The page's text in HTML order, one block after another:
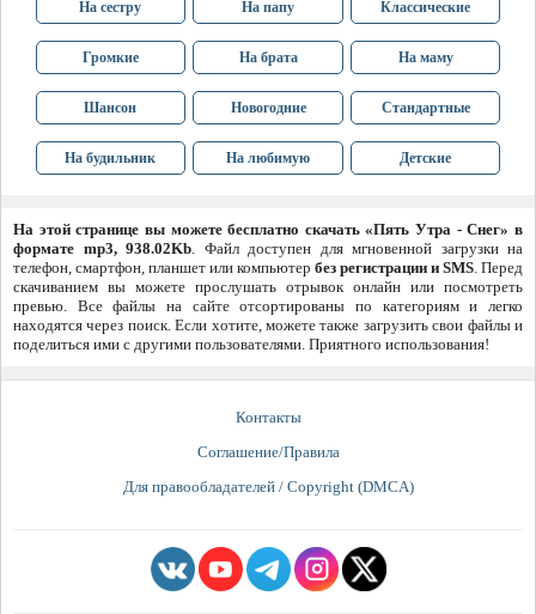
На сестру На папу Классические
Громкие На брата На маму
Шансон Новогодние Стандартные
На будильник На любимую Детские
На этой странице вы можете бесплатно скачать «Пять Утра - Снег» в
формате mp3, 938.02Kb. Файл доступен для мгновенной загрузки на
телефон, смартфон, планшет или компьютер без регистрации и SMS. Перед
скачиванием вы можете прослушать отрывок онлайн или посмотреть
превью. Все файлы на сайте отсортированы по категориям и легко
находятся через поиск. Если хотите, можете также загрузить свои файлы и
поделиться ими с другими пользователями. Приятного использования!
Контакты
Соглашение/Правила
Для правообладателей / Copyright (DMCA)